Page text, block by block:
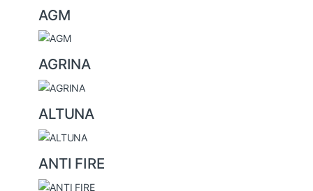
AGM
AGRINA
ALTUNA
ANTI FIRE